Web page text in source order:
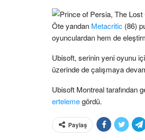
Öte yandan Metacritic (86)
oyunculardan hem de
Ubisoft, serinin yeni oyunu
üzerinde de çalışmaya
Ubisoft Montreal tarafından
ertelemegördü.
Paylaş